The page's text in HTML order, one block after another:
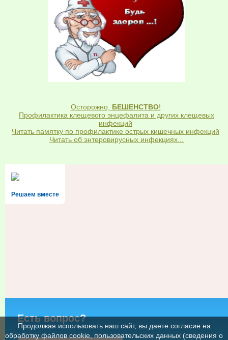
Осторожно, БЕШЕНСТВО!
Профилактика клещевого энцефалита и других клещевых
инфекций
Читать памятку по профилактике острых кишечных инфекций
Читать об энтеровирусных инфекциях...
Решаем вместе
Есть вопрос?
Продолжая использовать наш сайт, вы даете согласие на
обработку файлов cookie, пользовательских данных (сведения о